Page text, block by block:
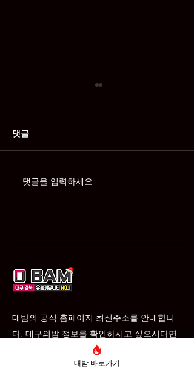
대밤 사칭·파싱 사이트 즐
댓글
댓글을 입력하세요.
대밤의 공식 홈페이지 최신주소를 안내합니
다. 대구의밤 정보를 확인하시고 싶으시다면
바로가기를 클릭하여 안내 받아보세요.
대밤 바로가기